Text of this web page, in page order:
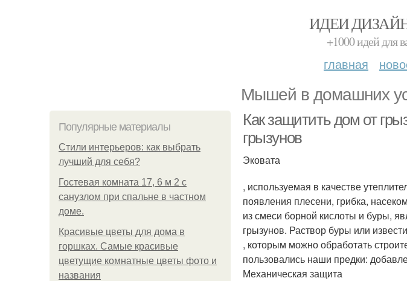
ИДЕИ
+1000 идей для
главная
Мышей в домашних
Популярные материалы
Стили интерьеров: как выбрать
лучший для себя?
Гостевая комната 17, 6 м 2 с
санузлом при спальне в частном
доме.
Красивые цветы для дома в
горшках. Самые красивые
цветущие комнатные цветы фото и
названия
Как защитить дом от
грызунов
Эковата
, используемая в качестве
появления плесени, грибка,
из смеси борной кислоты и буры,
грызунов. Раствор буры или извести
, которым можно обработать
пользовались наши предки:
Механическая защита